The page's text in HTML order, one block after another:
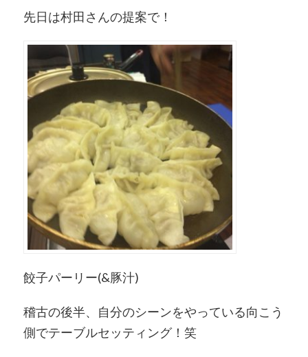
先日は村田さんの提案で！
餃子パーリー(&豚汁)
稽古の後半、自分のシーンをやっている向こう
側でテーブルセッティング！笑